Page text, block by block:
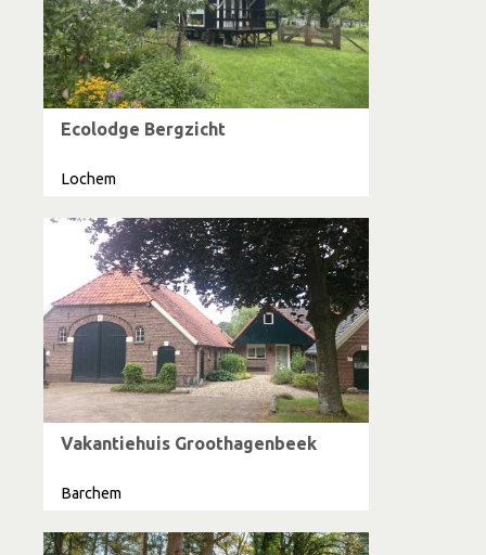
Ecolodge Bergzicht
Lochem
Vakantiehuis Groothagenbeek
Barchem